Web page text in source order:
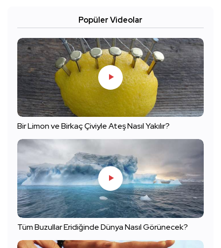
Popüler Videolar
Bir Limon ve Birkaç Çiviyle Ateş Nasıl Yakılır?
Tüm Buzullar Eridiğinde Dünya Nasıl Görünecek?